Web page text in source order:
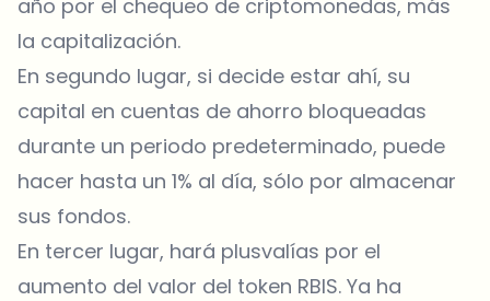
año por el chequeo de criptomonedas, más
la capitalización.
En segundo lugar, si decide estar ahí, su
capital en cuentas de ahorro bloqueadas
durante un periodo predeterminado, puede
hacer hasta un 1% al día, sólo por almacenar
sus fondos.
En tercer lugar, hará plusvalías por el
aumento del valor del token RBIS. Ya ha